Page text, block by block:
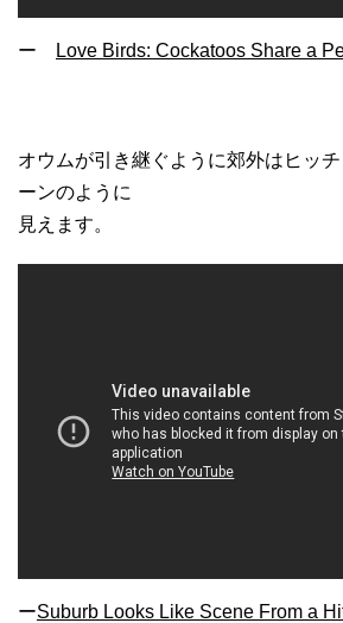
ー Love Birds: Cockatoos Share a
オウムが引き継ぐように郊外はヒッ
ーンのように
見えます。
ーSuburb Looks Like Scene From a